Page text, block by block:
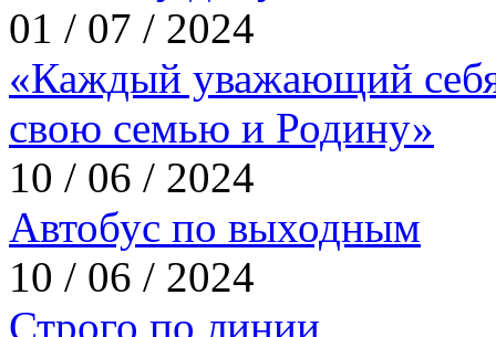
01 / 07 / 2024
«Каждый уважающий
свою семью и Родину»
10 / 06 / 2024
Автобус по выходным
10 / 06 / 2024
Строго по линии